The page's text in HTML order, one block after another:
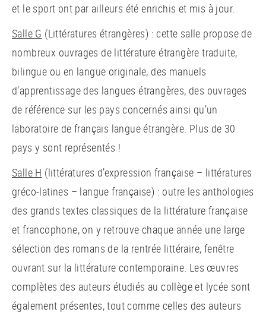
et le sport ont par ailleurs été enrichis et mis à jour.
Salle G (Littératures étrangères) : cette salle propose de
nombreux ouvrages de littérature étrangère traduite,
bilingue ou en langue originale, des manuels
d’apprentissage des langues étrangères, des ouvrages
de référence sur les pays concernés ainsi qu’un
laboratoire de français langue étrangère. Plus de 30
pays y sont représentés !
Salle H (littératures d’expression française – littératures
gréco-latines – langue française) : outre les anthologies
des grands textes classiques de la littérature française
et francophone, on y retrouve chaque année une large
sélection des romans de la rentrée littéraire, fenêtre
ouvrant sur la littérature contemporaine. Les œuvres
complètes des auteurs étudiés au collège et lycée sont
également présentes, tout comme celles des auteurs